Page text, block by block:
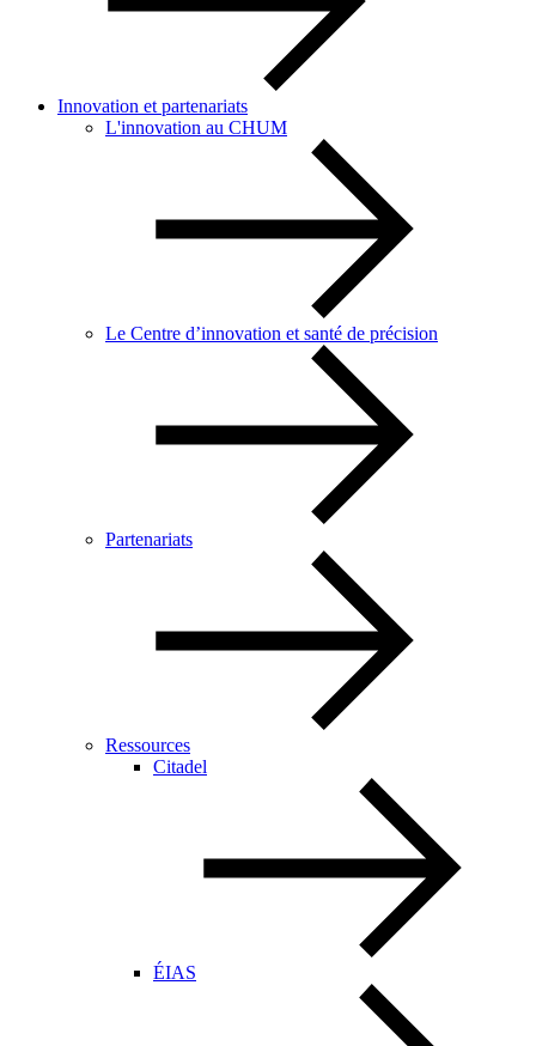
Innovation et partenariats
L'innovation au CHUM
Le Centre d’innovation et santé de précision
Partenariats
Ressources
Citadel
ÉIAS